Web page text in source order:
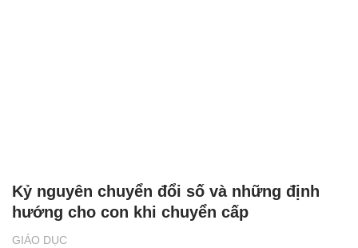
GIÁO DỤC
Kỷ nguyên chuyển đổi số và những định
hướng cho con khi chuyển cấp